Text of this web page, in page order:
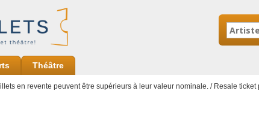
Théâtre
en revente peuvent être supérieurs à leur valeur nominale. / Resale